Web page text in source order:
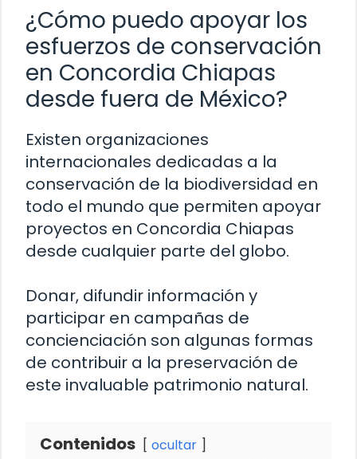
¿Cómo puedo apoyar los
esfuerzos de conservación
en Concordia Chiapas
desde fuera de México?
Existen organizaciones
internacionales dedicadas a la
conservación de la biodiversidad en
todo el mundo que permiten apoyar
proyectos en Concordia Chiapas
desde cualquier parte del globo.
Donar, difundir información y
participar en campañas de
concienciación son algunas formas
de contribuir a la preservación de
este invaluable patrimonio natural.
Contenidos ocultar